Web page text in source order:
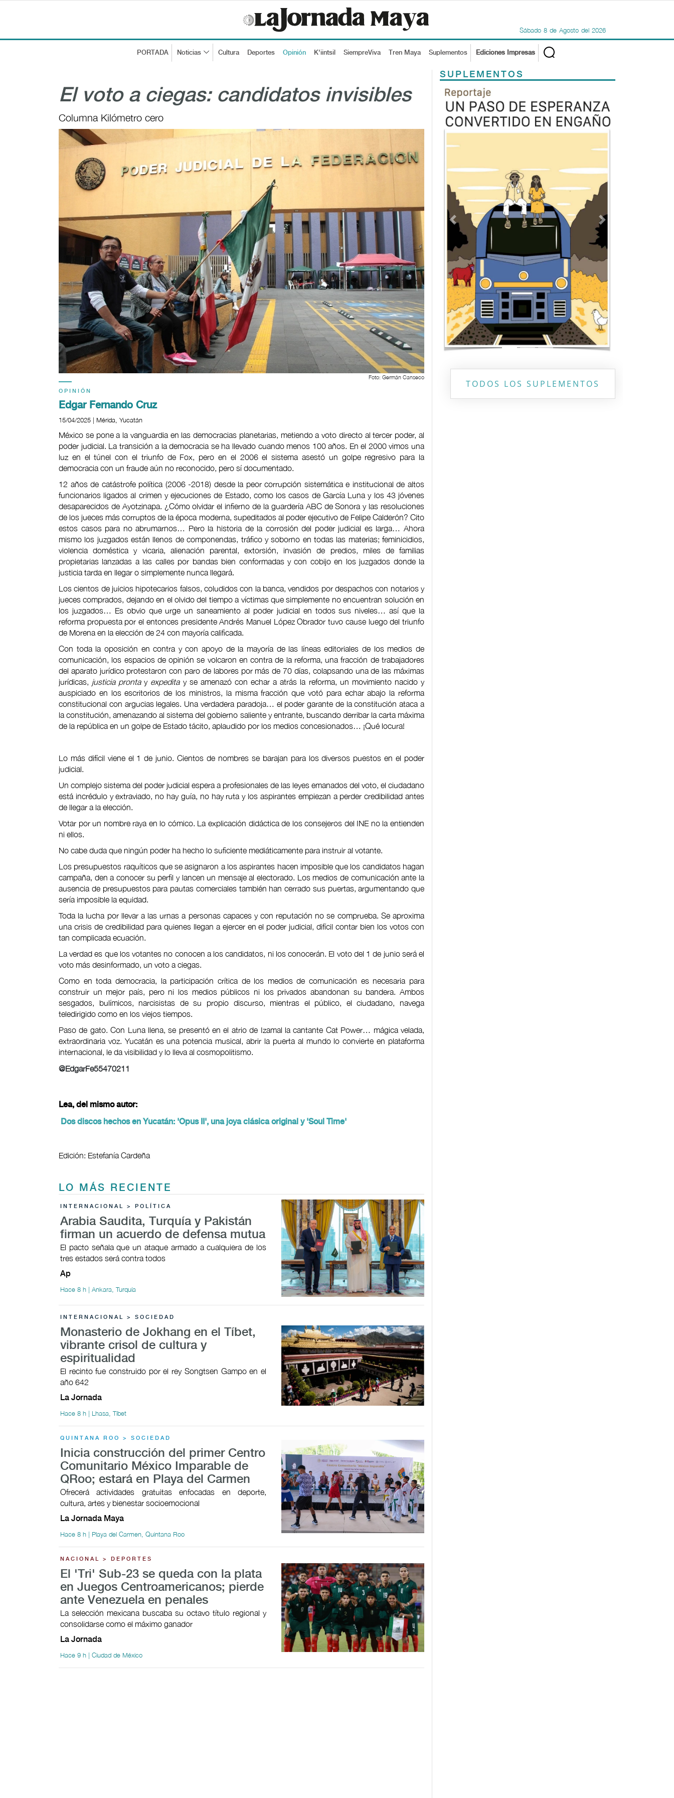
Sábado 8 de Agosto del 2026
PORTADA Noticias Cultura Deportes Opinión K'iintsil SiempreViva Tren Maya Suplementos Ediciones Impresas
El voto a ciegas: candidatos invisibles
Columna Kilómetro cero
Foto: Germán Canseco
OPINIÓN
Edgar Fernando Cruz
15/04/2025 | Mérida, Yucatán
México se pone a la vanguardia en las democracias planetarias, metiendo a voto directo al tercer poder, al
poder judicial. La transición a la democracia se ha llevado cuando menos 100 años. En el 2000 vimos una
luz en el túnel con el triunfo de Fox, pero en el 2006 el sistema asestó un golpe regresivo para la
democracia con un fraude aún no reconocido, pero sí documentado.
12 años de catástrofe política (2006 -2018) desde la peor corrupción sistemática e institucional de altos
funcionarios ligados al crimen y ejecuciones de Estado, como los casos de García Luna y los 43 jóvenes
desaparecidos de Ayotzinapa. ¿Cómo olvidar el infierno de la guardería ABC de Sonora y las resoluciones
de los jueces más corruptos de la época moderna, supeditados al poder ejecutivo de Felipe Calderón? Cito
estos casos para no abrumarnos… Pero la historia de la corrosión del poder judicial es larga… Ahora
mismo los juzgados están llenos de componendas, tráfico y soborno en todas las materias; feminicidios,
violencia doméstica y vicaria, alienación parental, extorsión, invasión de predios, miles de familias
propietarias lanzadas a las calles por bandas bien conformadas y con cobijo en los juzgados donde la
justicia tarda en llegar o simplemente nunca llegará.
Los cientos de juicios hipotecarios falsos, coludidos con la banca, vendidos por despachos con notarios y
jueces comprados, dejando en el olvido del tiempo a víctimas que simplemente no encuentran solución en
los juzgados… Es obvio que urge un saneamiento al poder judicial en todos sus niveles… así que la
reforma propuesta por el entonces presidente Andrés Manuel López Obrador tuvo cause luego del triunfo
de Morena en la elección de 24 con mayoría calificada.
Con toda la oposición en contra y con apoyo de la mayoría de las líneas editoriales de los medios de
comunicación, los espacios de opinión se volcaron en contra de la reforma, una fracción de trabajadores
del aparato jurídico protestaron con paro de labores por más de 70 días, colapsando una de las máximas
jurídicas, justicia prontayexpeditay se amenazó con echar a atrás la reforma, un movimiento nacido y
auspiciado en los escritorios de los ministros, la misma fracción que votó para echar abajo la reforma
constitucional con argucias legales. Una verdadera paradoja… el poder garante de la constitución ataca a
la constitución, amenazando al sistema del gobierno saliente y entrante, buscando derribar la carta máxima
de la república en un golpe de Estado tácito, aplaudido por los medios concesionados… ¡Qué locura!
Lo más difícil viene el 1 de junio. Cientos de nombres se barajan para los diversos puestos en el poder
judicial.
Un complejo sistema del poder judicial espera a profesionales de las leyes emanados del voto, el ciudadano
está incrédulo y extraviado, no hay guía, no hay ruta y los aspirantes empiezan a perder credibilidad antes
de llegar a la elección.
Votar por un nombre raya en lo cómico. La explicación didáctica de los consejeros del INE no la entienden
ni ellos.
No cabe duda que ningún poder ha hecho lo suficiente mediáticamente para instruir al votante.
Los presupuestos raquíticos que se asignaron a los aspirantes hacen imposible que los candidatos hagan
campaña, den a conocer su perfil y lancen un mensaje al electorado. Los medios de comunicación ante la
ausencia de presupuestos para pautas comerciales también han cerrado sus puertas, argumentando que
sería imposible la equidad.
Toda la lucha por llevar a las urnas a personas capaces y con reputación no se comprueba. Se aproxima
una crisis de credibilidad para quienes llegan a ejercer en el poder judicial, difícil contar bien los votos con
tan complicada ecuación.
La verdad es que los votantes no conocen a los candidatos, ni los conocerán. El voto del 1 de junio será el
voto más desinformado, un voto a ciegas.
Como en toda democracia, la participación crítica de los medios de comunicación es necesaria para
construir un mejor país, pero ni los medios públicos ni los privados abandonan su bandera. Ambos
sesgados, bulímicos, narcisistas de su propio discurso, mientras el público, el ciudadano, navega
teledirigido como en los viejos tiempos.
Paso de gato. Con Luna llena, se presentó en el atrio de Izamal la cantante Cat Power… mágica velada,
extraordinaria voz. Yucatán es una potencia musical, abrir la puerta al mundo lo convierte en plataforma
internacional, le da visibilidad y lo lleva al cosmopolitismo.
@EdgarFe55470211
Lea, del mismo autor:
Dos discos hechos en Yucatán: 'Opus II', una joya clásica original y 'Soul Time'
Edición: Estefanía Cardeña
LO MÁS RECIENTE
INTERNACIONAL > POLÍTICA
Arabia Saudita, Turquía y Pakistán
firman un acuerdo de defensa mutua
El pacto señala que un ataque armado a cualquiera de los
tres estados será contra todos
Ap
Hace 8 h | Ankara, Turquía
INTERNACIONAL > SOCIEDAD
Monasterio de Jokhang en el Tíbet,
vibrante crisol de cultura y
espiritualidad
El recinto fue construido por el rey Songtsen Gampo en el
año 642
La Jornada
Hace 8 h | Lhasa, Tíbet
QUINTANA ROO > SOCIEDAD
Inicia construcción del primer Centro
Comunitario México Imparable de
QRoo; estará en Playa del Carmen
Ofrecerá actividades gratuitas enfocadas en deporte,
cultura, artes y bienestar socioemocional
La Jornada Maya
Hace 8 h | Playa del Carmen, Quintana Roo
NACIONAL > DEPORTES
El 'Tri' Sub-23 se queda con la plata
en Juegos Centroamericanos; pierde
ante Venezuela en penales
La selección mexicana buscaba su octavo título regional y
consolidarse como el máximo ganador
La Jornada
Hace 9 h | Ciudad de México
SUPLEMENTOS
Previous Next
TODOS LOS SUPLEMENTOS